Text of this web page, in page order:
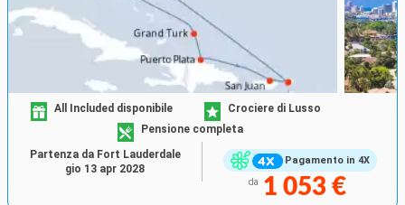
Pagamento in 4X
All Included disponibile
Crociere di Lusso
Pensione completa
da 1 053 €
Partenza da Fort Lauderdale
gio 13 apr 2028